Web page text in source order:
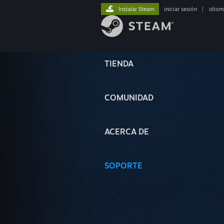
TIENDA
COMUNIDAD
ACERCA DE
SOPORTE
Instalar Steam iniciar sesión